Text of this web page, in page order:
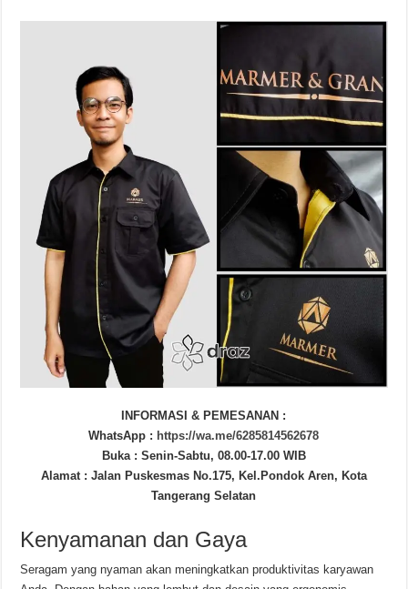
INFORMASI & PEMESANAN :
WhatsApp : https://wa.me/6285814562678
Buka : Senin-Sabtu, 08.00-17.00 WIB
Alamat : Jalan Puskesmas No.175, Kel.Pondok Aren, Kota
Tangerang Selatan
Kenyamanan dan Gaya
Seragam yang nyaman akan meningkatkan produktivitas karyawan